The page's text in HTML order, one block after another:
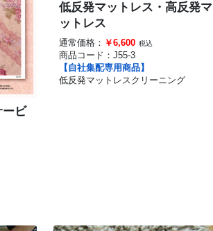
ビ
低反発マットレス・高反発マ
ットレス
通常価格： ￥6,600 税込
商品コード：J55-3
【自社集配専用商品】
低反発マットレスクリーニング